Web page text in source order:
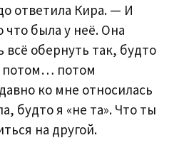
ответила Кира. — И
что была у неё. Она
всё обернуть так, будто
потом… потом
ко мне относилась
будто я «не та». Что ты
на другой.